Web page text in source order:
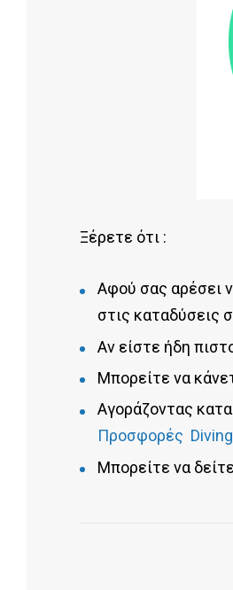
Ξέρετε ότι :
Αφού σας αρέσει
στις καταδύσεις
Αν είστε ήδη
Μπορείτε να
Aγοράζοντας
Προσφορές
Mπορείτε να δείτε